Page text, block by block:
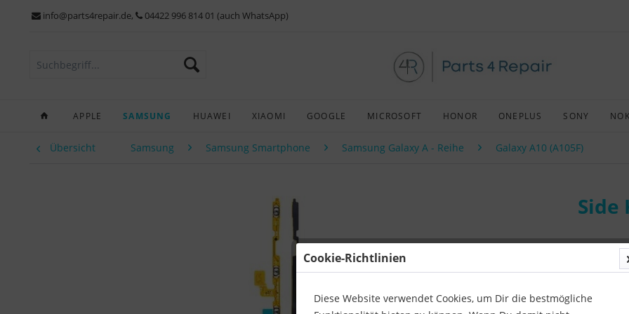
info@parts4repair.de, 04422 996 814 01 (auch WhatsApp)
APPLE SAMSUNG HUAWEI XIAOMI GOOGLE MICROSOFT HONOR ONEPLUS SONY
Übersicht Samsung Samsung Smartphone Samsung Galaxy A - Reihe Galaxy A10 (A105F)
Side
Cookie-Richtlinien
Diese Website verwendet Cookies, um Dir die bestmögliche